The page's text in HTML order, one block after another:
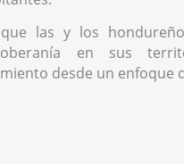
las y los
en sus
desde un enfoque